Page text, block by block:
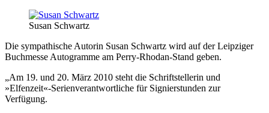
Susan Schwartz
Die sympathische Autorin Susan Schwartz wird auf der Leipziger
Buchmesse Autogramme am Perry-Rhodan-Stand geben.
„Am 19. und 20. März 2010 steht die Schriftstellerin und
»Elfenzeit«-Serienverantwortliche für Signierstunden zur
Verfügung.